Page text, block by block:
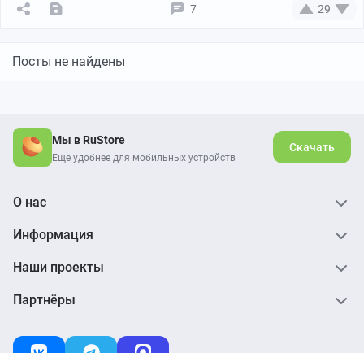
7 29
Посты не найдены
Мы в RuStore
Еще удобнее для мобильных устройств
Скачать
О нас
Информация
Наши проекты
Партнёры